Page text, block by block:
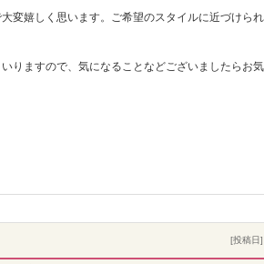
変嬉しく思います。ご希望のスタイルに近づけられ
りますので、気になることなどございましたらお
[投稿日